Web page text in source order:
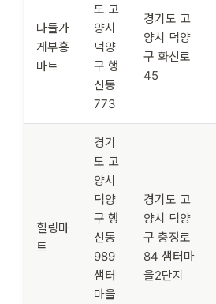
나들가
게부흥
마트
도 고
양시
덕양
구 행
신동
773
경기도 고
양시 덕양
구 화신로
45
힐링마
트
경기
도 고
양시
덕양
구 행
신동
989
샘터
마을
경기도 고
양시 덕양
구 충장로
84 샘터마
을2단지